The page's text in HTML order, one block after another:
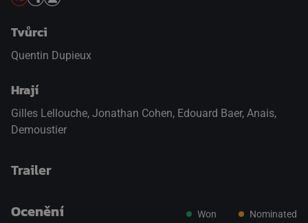
Tvůrci
Quentin Dupieux
Hrají
Gilles Lellouche, Jonathan Cohen, Edouard Baer, Anais,
Demoustier
Trailer
Ocenění
Won Nominated